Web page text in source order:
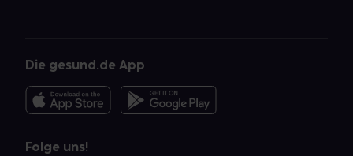
Die gesund.de App
Folge uns!